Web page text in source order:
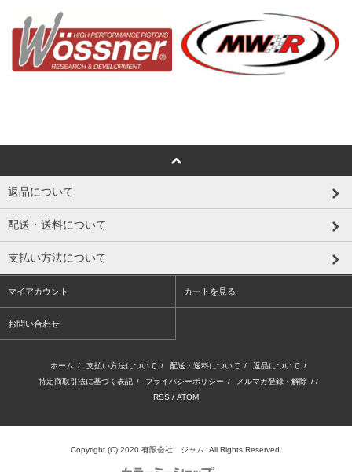
返品について
配送・送料について
支払い方法について
マイアカウント カートを見る
お問い合わせ
ホーム / 支払い方法について / 配送・送料について / 返品について /
特定商取引法に基づく表記 / プライバシーポリシー / メルマガ登録・解除 / /
RSS / ATOM
Copyright (C) 2020 有限会社 ジャム. All Rights Reserved.